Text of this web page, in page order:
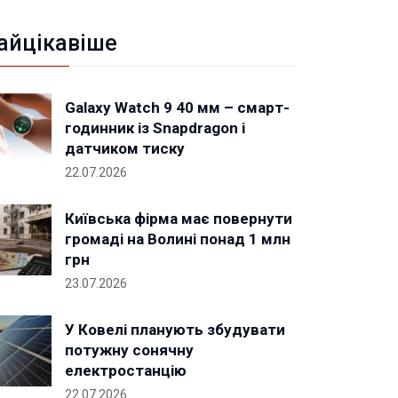
Galaxy Watch 9 40 мм – смарт-
годинник із Snapdragon і
датчиком тиску
22.07.2026
Київська фірма має повернути
громаді на Волині понад 1 млн
грн
23.07.2026
У Ковелі планують збудувати
потужну сонячну
електростанцію
22.07.2026